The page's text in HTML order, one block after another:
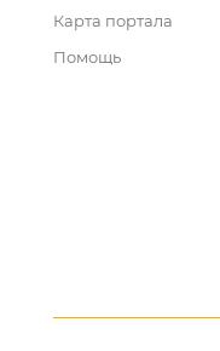
Карта портала
Помощь